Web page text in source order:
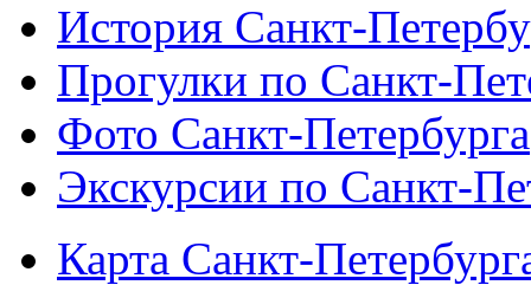
История Санкт-
Прогулки по Санкт-
Фото Санкт-Петербурга
Экскурсии по Санкт-
Карта Санкт-